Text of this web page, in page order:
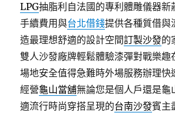
LPG抽脂利自法國的專利體雕儀器新
手續費用與台北借錢提供各種質借與
造最理想舒適的設計空間訂製沙發的
雙人沙發廠牌輕鬆體驗漆彈對戰樂趣
場地安全值得急難時外場服務辦理快
經營龜山當舖無論您是個人戶還是龜
適流行時尚穿搭呈現的台南沙發賓主